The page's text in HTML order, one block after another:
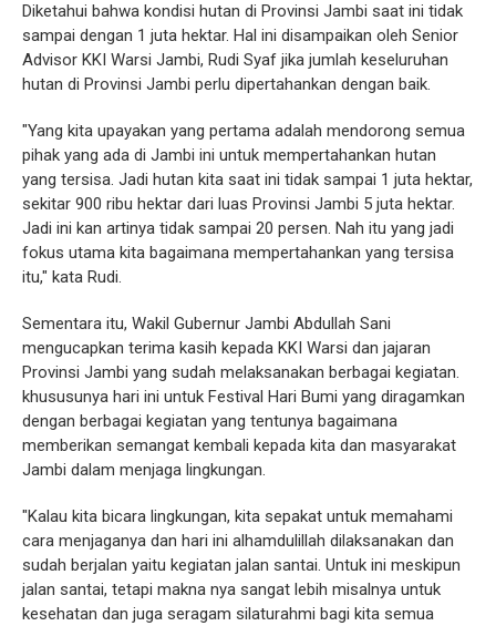
Diketahui bahwa kondisi hutan di Provinsi Jambi saat ini tidak
sampai dengan 1 juta hektar. Hal ini disampaikan oleh Senior
Advisor KKI Warsi Jambi, Rudi Syaf jika jumlah keseluruhan
hutan di Provinsi Jambi perlu dipertahankan dengan baik.
"Yang kita upayakan yang pertama adalah mendorong semua
pihak yang ada di Jambi ini untuk mempertahankan hutan
yang tersisa. Jadi hutan kita saat ini tidak sampai 1 juta hektar,
sekitar 900 ribu hektar dari luas Provinsi Jambi 5 juta hektar.
Jadi ini kan artinya tidak sampai 20 persen. Nah itu yang jadi
fokus utama kita bagaimana mempertahankan yang tersisa
itu," kata Rudi.
Sementara itu, Wakil Gubernur Jambi Abdullah Sani
mengucapkan terima kasih kepada KKI Warsi dan jajaran
Provinsi Jambi yang sudah melaksanakan berbagai kegiatan.
khususunya hari ini untuk Festival Hari Bumi yang diragamkan
dengan berbagai kegiatan yang tentunya bagaimana
memberikan semangat kembali kepada kita dan masyarakat
Jambi dalam menjaga lingkungan.
"Kalau kita bicara lingkungan, kita sepakat untuk memahami
cara menjaganya dan hari ini alhamdulillah dilaksanakan dan
sudah berjalan yaitu kegiatan jalan santai. Untuk ini meskipun
jalan santai, tetapi makna nya sangat lebih misalnya untuk
kesehatan dan juga seragam silaturahmi bagi kita semua